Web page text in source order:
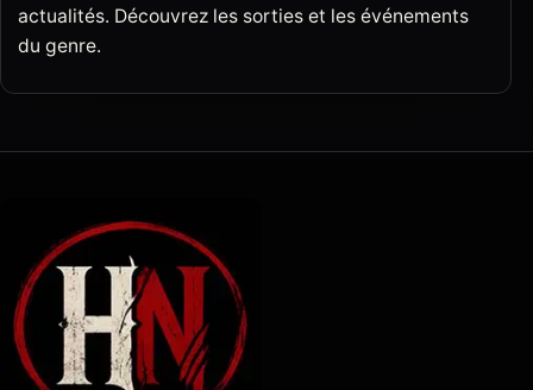
actualités. Découvrez les sorties et les événements
du genre.